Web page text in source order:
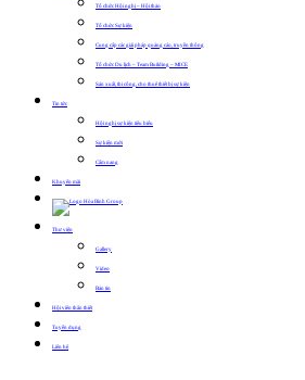
Tổ chức Hội nghị – Hội thảo
Tổ chức Sự kiện
Cung cấp các giải pháp quảng cáo, truyền thông
Tổ chức Du lịch – Team Building – MICE
Sản xuất, thi công, cho thuê thiết bị sự kiện
Tin tức
Hội nghị sự kiện tiêu biểu
Sự kiện mới
Cẩm nang
Khuyến mãi
Thư viện
Gallery
Video
Bản tin
Hội viên thân thiết
Tuyển dụng
Liên hệ